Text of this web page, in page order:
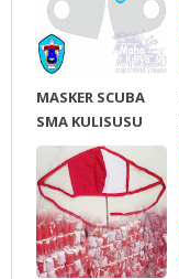
MASKER SCUBA
SMA KULISUSU